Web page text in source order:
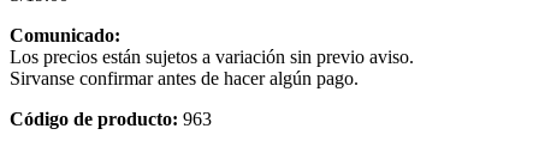
Comunicado:
Los precios están sujetos a variación sin previo aviso.
Sirvanse confirmar antes de hacer algún pago.
Código de producto: 963